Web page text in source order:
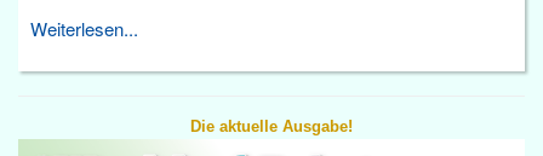
Weiterlesen...
Die aktuelle Ausgabe!